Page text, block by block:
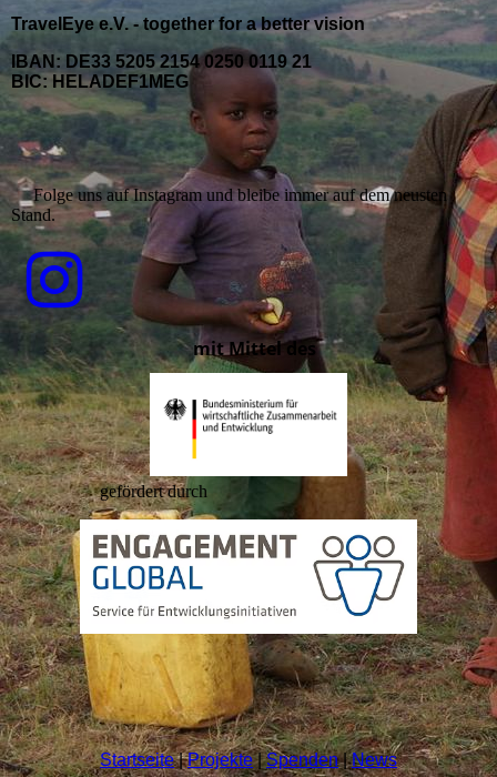
TravelEye e.V. - together for a better vision
IBAN: DE33 5205 2154 0250 0119 21
BIC: HELADEF1MEG
Folge uns auf Instagram und bleibe immer auf dem neusten
Stand.
mit Mittel des
gefördert durch
Startseite|Projekte|Spenden|News